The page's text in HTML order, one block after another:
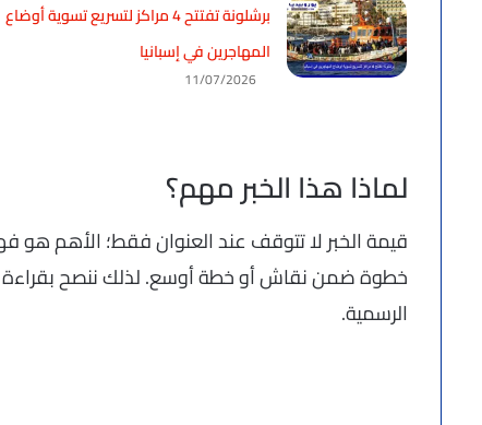
برشلونة تفتتح 4 مراكز لتسريع تسوية أوضاع
المهاجرين في إسبانيا
11/07/2026
لماذا هذا الخبر مهم؟
قيمة الخبر لا تتوقف عند العنوان فقط؛ الأهم هو
خطوة ضمن نقاش أو خطة أوسع. لذلك ننصح بقراءة
الرسمية.